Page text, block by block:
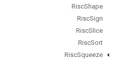
RiscShape
RiscSign
RiscSlice
RiscSort
RiscSqueeze